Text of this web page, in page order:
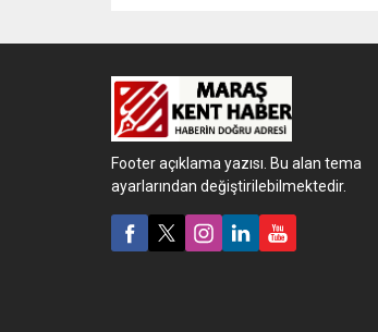
de AK Parti'ye katılma çağrısı yaptı.
olmaz, olamaz." diyen Birinci, "Sayın
Akşener'in de, bu birliktelikte, bu
çınarın altında yer alması, gönülleri
samimi insanların beklentisidir." dedi.
Footer açıklama yazısı. Bu alan tema
ayarlarından değiştirilebilmektedir.